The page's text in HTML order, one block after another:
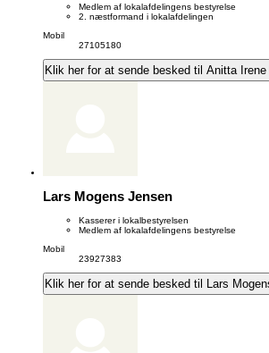
Medlem af lokalafdelingens bestyrelse
2. næstformand i lokalafdelingen
Mobil
27105180
Klik her for at sende besked til Anitta Irene
Lars Mogens Jensen
Kasserer i lokalbestyrelsen
Medlem af lokalafdelingens bestyrelse
Mobil
23927383
Klik her for at sende besked til Lars